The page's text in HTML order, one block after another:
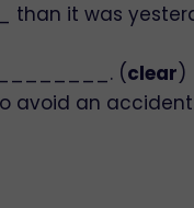
it was
(clear)
an